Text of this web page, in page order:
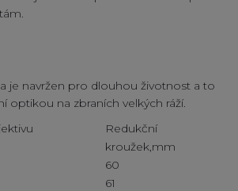
je navržen pro dlouhou životnost a to
optikou na zbraních velkých ráží.
Redukční
kroužek,mm
60
61